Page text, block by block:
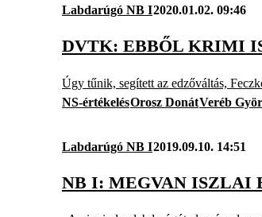
Labdarúgó NB I2020.01.02. 09:46
DVTK: EBBŐL KRIMI
Úgy tűnik, segített az edzőváltás,
NS-értékelésOrosz DonátVeréb
Labdarúgó NB I2019.09.10. 14:51
NB I: MEGVAN ISZLAI